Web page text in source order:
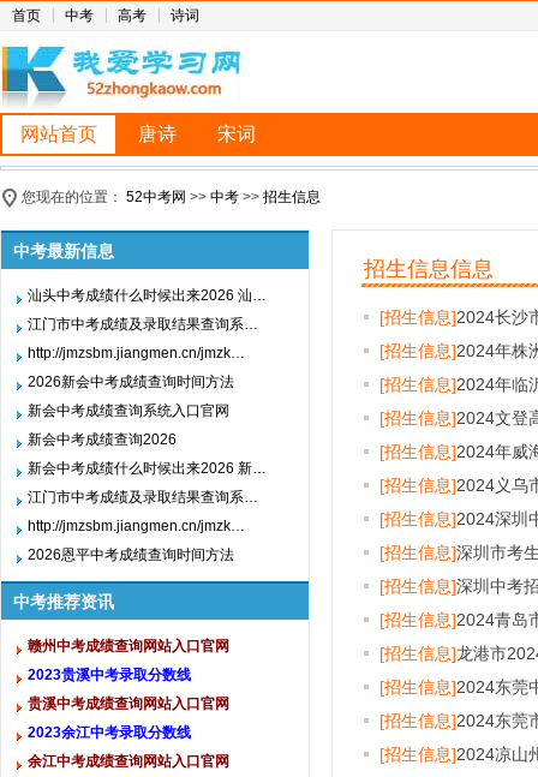
首页 中考 高考 诗词
网站首页 唐诗 宋词
您现在的位置： 52中考网 >> 中考 >> 招生信息
中考最新信息
汕头中考成绩什么时候出来2026 汕…
江门市中考成绩及录取结果查询系…
http://jmzsbm.jiangmen.cn/jmzk…
2026新会中考成绩查询时间方法
新会中考成绩查询系统入口官网
新会中考成绩查询2026
新会中考成绩什么时候出来2026 新…
江门市中考成绩及录取结果查询系…
http://jmzsbm.jiangmen.cn/jmzk…
2026恩平中考成绩查询时间方法
中考推荐资讯
赣州中考成绩查询网站入口官网
2023贵溪中考录取分数线
贵溪中考成绩查询网站入口官网
2023余江中考录取分数线
余江中考成绩查询网站入口官网
招生信息信息
[招生信息]2024长沙
[招生信息]2024年株
[招生信息]2024年临
[招生信息]2024文登
[招生信息]2024年威
[招生信息]2024义乌
[招生信息]2024深圳
[招生信息]深圳市考
[招生信息]深圳中考
[招生信息]2024青岛
[招生信息]龙港市
[招生信息]2024东莞
[招生信息]2024东莞
[招生信息]2024凉山